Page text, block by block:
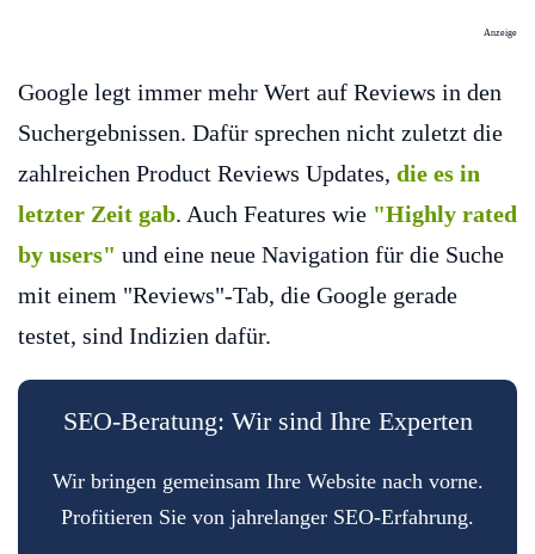
Anzeige
Google legt immer mehr Wert auf Reviews in den
Suchergebnissen. Dafür sprechen nicht zuletzt die
zahlreichen Product Reviews Updates, die es in
letzter Zeit gab. Auch Features wie "Highly rated
by users" und eine neue Navigation für die Suche
mit einem "Reviews"-Tab, die Google gerade
testet, sind Indizien dafür.
SEO-Beratung: Wir sind Ihre Experten
Wir bringen gemeinsam Ihre Website nach vorne.
Profitieren Sie von jahrelanger SEO-Erfahrung.